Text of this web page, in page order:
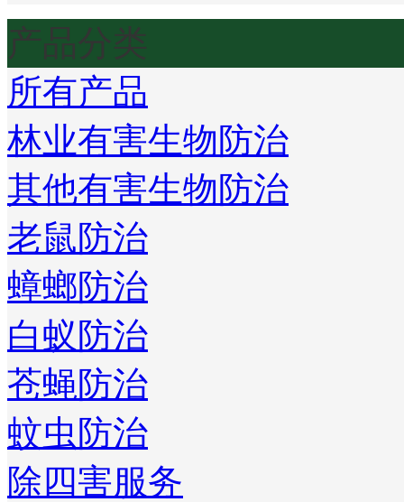
产品分类
所有产品
林业有害生物防治
其他有害生物防治
老鼠防治
蟑螂防治
白蚁防治
苍蝇防治
蚊虫防治
除四害服务